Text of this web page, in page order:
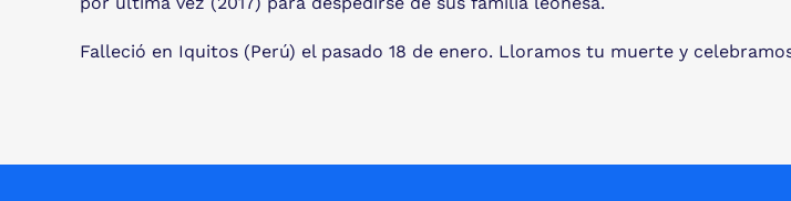
Falleció en Iquitos (Perú) el pasado 18 de enero. Lloramos tu muerte y